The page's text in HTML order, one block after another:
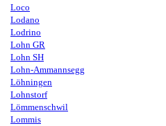
Loco
Lodano
Lodrino
Lohn GR
Lohn SH
Lohn-Ammannsegg
Löhningen
Lohnstorf
Lömmenschwil
Lommis